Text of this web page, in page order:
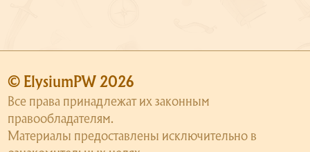
© ElysiumPW 2026
Все права принадлежат их законным
правообладателям.
Материалы предоставлены исключительно в